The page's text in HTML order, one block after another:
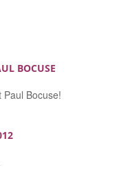
BOCUSE
Bocuse!